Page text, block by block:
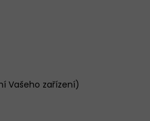
Vašeho zařízení)